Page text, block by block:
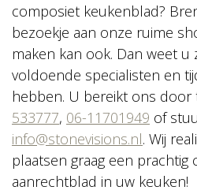
composiet keukenblad?
bezoekje aan onze ruime
maken kan ook. Dan weet u
voldoende specialisten en
hebben. U bereikt ons
533777, 06-11701949 of
info@stonevisions.nl. Wij
plaatsen graag een prachtig
aanrechtblad in uw keuken!